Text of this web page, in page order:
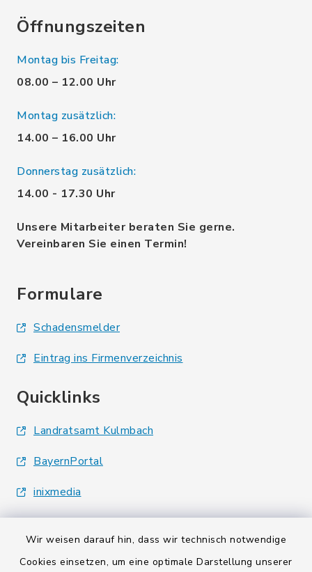
Wir weisen darauf hin, dass wir technisch notwendige
Cookies einsetzen, um eine optimale Darstellung unserer
Öffnungszeiten
Montag bis Freitag:
08.00 – 12.00 Uhr
Montag zusätzlich:
14.00 – 16.00 Uhr
Donnerstag zusätzlich:
14.00 - 17.30 Uhr
Unsere Mitarbeiter beraten Sie gerne.
Vereinbaren Sie einen Termin!
Formulare
Schadensmelder
Eintrag ins Firmenverzeichnis
Quicklinks
Landratsamt Kulmbach
BayernPortal
inixmedia